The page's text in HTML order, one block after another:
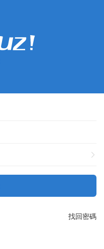
找回密碼